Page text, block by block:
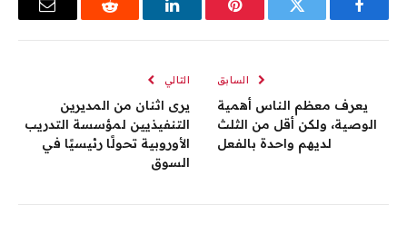
فيسبوك تويتر بينتيريستلينكدإن رديت
البريد
السابق
يعرف معظم الناس أهمية
الوصية، ولكن أقل من الثلث
لديهم واحدة بالفعل
التالي
يرى اثنان من المديرين
التنفيذيين لمؤسسة التدريب
الأوروبية تحولًا رئيسيًا في
السوق